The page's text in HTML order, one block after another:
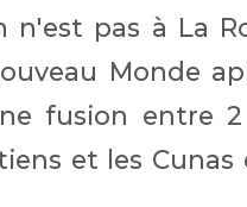
n'est pas à La
Monde
fusion entre
et les Cunas